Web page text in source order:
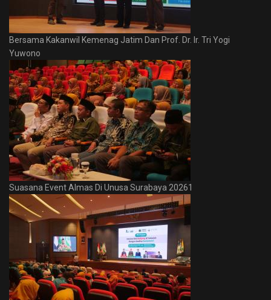
Bersama Kakanwil Kemenag Jatim Dan Prof. Dr. Ir. Tri Yogi
Yuwono
Suasana Event Almas Di Unusa Surabaya 20261